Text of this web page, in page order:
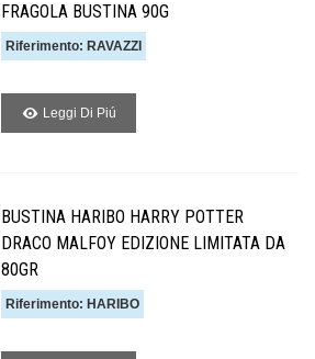
FRAGOLA BUSTINA 90G
Riferimento: RAVAZZI
Leggi Di Piú
BUSTINA HARIBO HARRY POTTER
DRACO MALFOY EDIZIONE LIMITATA DA
80GR
Riferimento: HARIBO